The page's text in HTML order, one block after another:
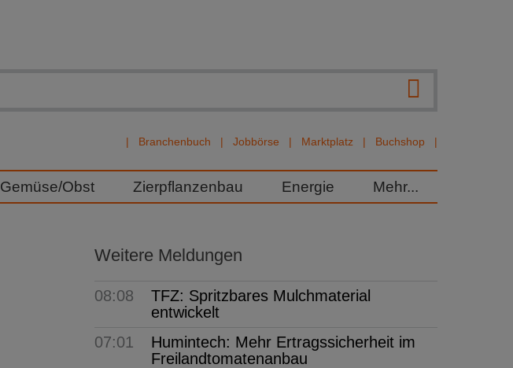
Branchenbuch Jobbörse Marktplatz Buchshop
Gemüse/Obst Zierpflanzenbau Energie Mehr...
Weitere Meldungen
08:08
TFZ: Spritzbares Mulchmaterial
entwickelt
07:01
Humintech: Mehr Ertragssicherheit im
Freilandtomatenanbau